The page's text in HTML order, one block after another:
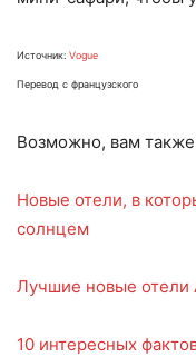
Источник: Vogue
Перевод с французского
Возможно, вам также
Новые отели, в
солнцем
Лучшие новые отели
10 интересных